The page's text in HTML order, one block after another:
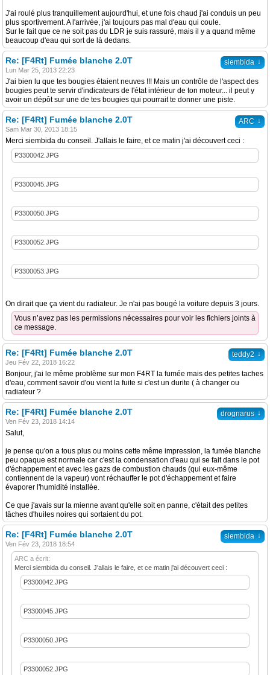
J'ai roulé plus tranquillement aujourd'hui, et une fois chaud j'ai conduis un peu
plus sportivement. A l'arrivée, j'ai toujours pas mal d'eau qui coule.
Sur le fait que ce ne soit pas du LDR je suis rassuré, mais il y a quand même
beaucoup d'eau qui sort de là dedans.
siembida ↓
Re: [F4Rt] Fumée blanche 2.0T
Lun Mar 25, 2013 22:23
J'ai bien lu que tes bougies étaient neuves !!! Mais un contrôle de l'aspect des
bougies peut te servir d'indicateurs de l'état intérieur de ton moteur... il peut y
avoir un dépôt sur une de tes bougies qui pourrait te donner une piste.
ARC ↓
Re: [F4Rt] Fumée blanche 2.0T
Sam Mar 30, 2013 18:15
Merci siembida du conseil. J'allais le faire, et ce matin j'ai découvert ceci :
P3300042.JPG
P3300045.JPG
P3300050.JPG
P3300052.JPG
P3300053.JPG
On dirait que ça vient du radiateur. Je n'ai pas bougé la voiture depuis 3 jours.
Vous n’avez pas les permissions nécessaires pour voir les fichiers joints à
ce message.
teddy2 ↓
Re: [F4Rt] Fumée blanche 2.0T
Jeu Fév 22, 2018 16:22
Bonjour, j'ai le même problème sur mon F4RT la fumée mais des petites taches
d'eau, comment savoir d'ou vient la fuite si c'est un durite ( à changer ou
radiateur ?
drognarus ↓
Re: [F4Rt] Fumée blanche 2.0T
Ven Fév 23, 2018 14:14
Salut,
je pense qu'on a tous plus ou moins cette même impression, la fumée blanche
peu opaque est normale car c'est la condensation d'eau qui se fait dans le pot
d'échappement et avec les gazs de combustion chauds (qui eux-même
contiennent de la vapeur) vont réchauffer le pot d'échappement et faire
évaporer l'humidité installée.
Ce que j'avais sur la mienne avant qu'elle soit en panne, c'était des petites
tâches d'huiles noires qui sortaient du pot.
siembida ↓
Re: [F4Rt] Fumée blanche 2.0T
Ven Fév 23, 2018 18:54
ARC a écrit:
Merci siembida du conseil. J'allais le faire, et ce matin j'ai découvert ceci :
P3300042.JPG
P3300045.JPG
P3300050.JPG
P3300052.JPG